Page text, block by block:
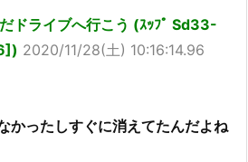
ドライブへ行こう (ｽｯﾌﾟ Sd33-
2020/11/28(土) 10:16:14.96
かったしすぐに消えてたんだよね